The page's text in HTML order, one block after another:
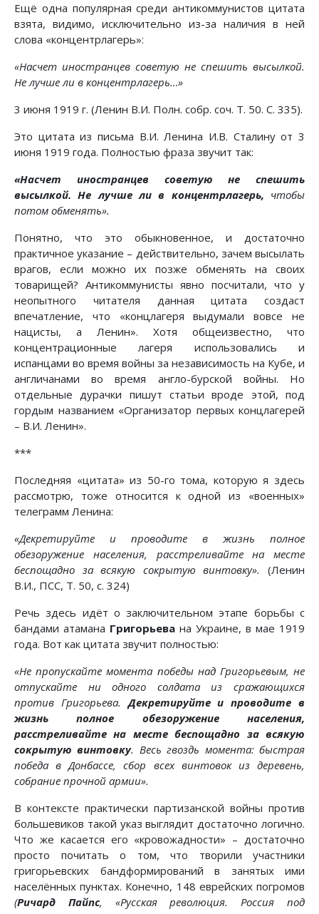
Ещё одна популярная среди антикоммунистов цитата
взята, видимо, исключительно из-за наличия в ней
слова «концентрлагерь»:
«Насчет иностранцев советую не спешить высылкой.
Не лучше ли в концентрлагерь…»
3 июня 1919 г. (Ленин В.И. Полн. собр. соч. Т. 50. С. 335).
Это цитата из письма В.И. Ленина И.В. Сталину от 3
июня 1919 года. Полностью фраза звучит так:
«Насчет иностранцев советую не спешить
высылкой. Не лучше ли в концентрлагерь, чтобы
потом обменять».
Понятно, что это обыкновенное, и достаточно
практичное указание – действительно, зачем высылать
врагов, если можно их позже обменять на своих
товарищей? Антикоммунисты явно посчитали, что у
неопытного читателя данная цитата создаст
впечатление, что «концлагеря выдумали вовсе не
нацисты, а Ленин». Хотя общеизвестно, что
концентрационные лагеря использовались и
испанцами во время войны за независимость на Кубе, и
англичанами во время англо-бурской войны. Но
отдельные дурачки пишут статьи вроде этой, под
гордым названием «Организатор первых концлагерей
– В.И. Ленин».
***
Последняя «цитата» из 50-го тома, которую я здесь
рассмотрю, тоже относится к одной из «военных»
телеграмм Ленина:
«Декретируйте и проводите в жизнь полное
обезоружение населения, расстреливайте на месте
беспощадно за всякую сокрытую винтовку».
(Ленин
В.И., ПСС, Т. 50, с. 324)
Речь здесь идёт о заключительном этапе борьбы с
бандами атамана Григорьева на Украине, в мае 1919
года. Вот как цитата звучит полностью:
«Не пропускайте момента победы над Григорьевым, не
отпускайте ни одного солдата из сражающихся
против Григорьева.Декретируйте и проводите в
жизнь полное обезоружение населения,
расстреливайте на месте беспощадно за всякую
сокрытую винтовку. Весь гвоздь момента: быстрая
победа в Донбассе, сбор всех винтовок из деревень,
собрание прочной армии».
В контексте практически партизанской войны против
большевиков такой указ выглядит достаточно логично.
Что же касается его «кровожадности» – достаточно
просто почитать о том, что творили участники
григорьевских бандформирований в занятых ими
населённых пунктах. Конечно, 148 еврейских погромов
(Ричард Пайпс, «Русская революция. Россия под